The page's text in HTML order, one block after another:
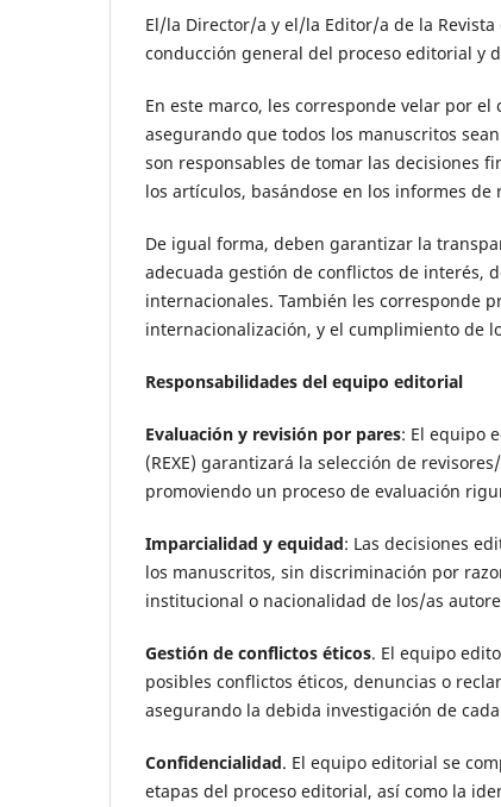
El/la Director/a y el/la Editor/a de la Revista
conducción general del proceso editorial y
En este marco, les corresponde velar por
asegurando que todos los manuscritos
son responsables de tomar las decisiones
los artículos, basándose en los informes
De igual forma, deben garantizar la
adecuada gestión de conflictos de interés,
internacionales. También les corresponde
internacionalización, y el cumplimiento de
Responsabilidades del equipo editorial
Evaluación y revisión por pares: El equipo
(REXE) garantizará la selección de
promoviendo un proceso de evaluación
Imparcialidad y equidad: Las decisiones
los manuscritos, sin discriminación por
institucional o nacionalidad de los/as
Gestión de conflictos éticos. El equipo
posibles conflictos éticos, denuncias o
asegurando la debida investigación de cada
Confidencialidad. El equipo editorial se
etapas del proceso editorial, así como la